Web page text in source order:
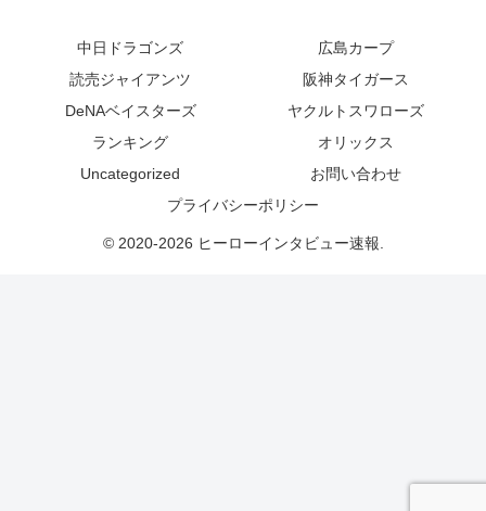
中日ドラゴンズ
広島カープ
読売ジャイアンツ
阪神タイガース
DeNAベイスターズ
ヤクルトスワローズ
ランキング
オリックス
Uncategorized
お問い合わせ
プライバシーポリシー
© 2020-2026 ヒーローインタビュー速報.